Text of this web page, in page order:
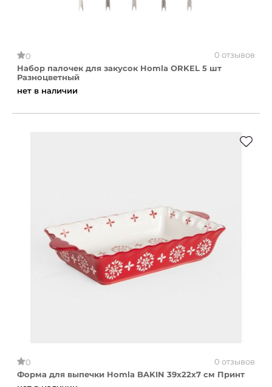
0
0 отзывов
Набор палочек для закусок Homla ORKEL 5 шт
Разноцветный
нет в наличии
0
0 отзывов
Форма для выпечки Homla BAKIN 39x22x7 см Принт